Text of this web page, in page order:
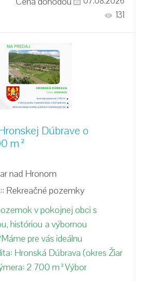
131
Dúbrave o
m²
nad Hronom
Rekreačné pozemky
v pokojnej obci s
históriou a výbornou
pre vás ideálnu
Hronská Dúbrava (okres Žiar
2 700 m²Výbor